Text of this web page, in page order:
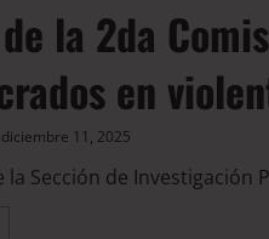
la 2da
en
diciembre 11, 2025
la Sección de Investigación